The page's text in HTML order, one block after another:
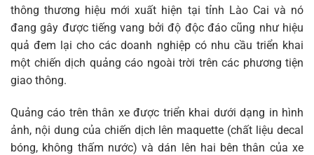
thông thương hiệu mới xuất hiện tại tỉnh Lào Cai và nó
đang gây được tiếng vang bởi độ độc đáo cũng như hiệu
quả đem lại cho các doanh nghiệp có nhu cầu triển khai
một chiến dịch quảng cáo ngoài trời trên các phương tiện
giao thông.
Quảng cáo trên thân xe được triển khai dưới dạng in hình
ảnh, nội dung của chiến dịch lên maquette (chất liệu decal
bóng, không thấm nước) và dán lên hai bên thân của xe